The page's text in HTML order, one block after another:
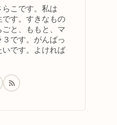
こです。私は
す。すきなもの
と、ももと、マ
です。がんばっ
です。よければ